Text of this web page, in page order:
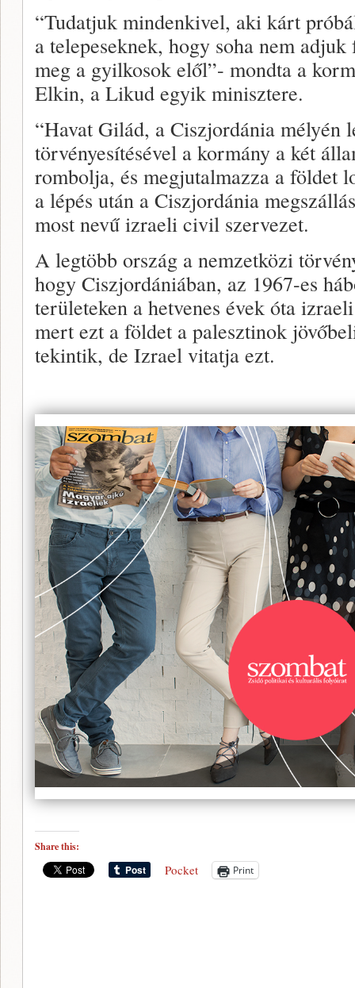
“Tudatjuk mindenkivel, aki kárt
a telepeseknek, hogy soha nem
meg a gyilkosok elől”- mondta a
Elkin, a Likud egyik minisztere.
“Havat Gilád, a Ciszjordánia mélyén
törvényesítésével a kormány a két
rombolja, és megjutalmazza a földet
a lépés után a Ciszjordánia
most nevű izraeli civil szervezet.
A legtöbb ország a nemzetközi
hogy Ciszjordániában, az 1967-es
területeken a hetvenes évek óta
mert ezt a földet a palesztinok
tekintik, de Izrael vitatja ezt.
Share this:
Pocket Print